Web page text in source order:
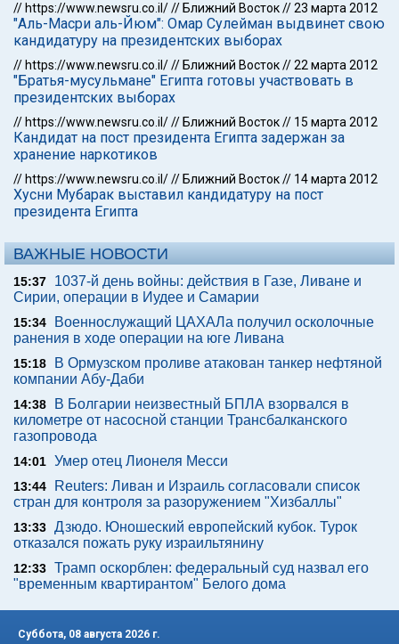
// https://www.newsru.co.il/// Ближний Восток//23 марта 2012
"Аль-Масри аль-Йюм": Омар Сулейман выдвинет свою
кандидатуру на президентских выборах
// https://www.newsru.co.il/// Ближний Восток//22 марта 2012
"Братья-мусульмане" Египта готовы участвовать в
президентских выборах
// https://www.newsru.co.il/// Ближний Восток// 15 марта 2012
Кандидат на пост президента Египта задержан за
хранение наркотиков
// https://www.newsru.co.il/// Ближний Восток// 14 марта 2012
Хусни Мубарак выставил кандидатуру на пост
президента Египта
ВАЖНЫЕ НОВОСТИ
15:37
1037-й день войны: действия в Газе, Ливане и
Сирии, операции в Иудее и Самарии
15:34
Военнослужащий ЦАХАЛа получил осколочные
ранения в ходе операции на юге Ливана
15:18
В Ормузском проливе атакован танкер нефтяной
компании Абу-Даби
14:38
В Болгарии неизвестный БПЛА взорвался в
километре от насосной станции Трансбалканского
газопровода
14:01 Умер отец Лионеля Месси
13:44
Reuters: Ливан и Израиль согласовали список
стран для контроля за разоружением "Хизбаллы"
13:33 Дзюдо. Юношеский европейский кубок. Турок
отказался пожать руку израильтянину
12:33 Трамп оскорблен: федеральный суд назвал его
"временным квартирантом" Белого дома
Суббота, 08 августа 2026 г.